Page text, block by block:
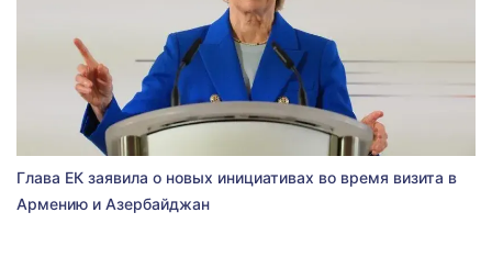
Глава ЕК заявила о новых инициативах во время визита в
Армению и Азербайджан